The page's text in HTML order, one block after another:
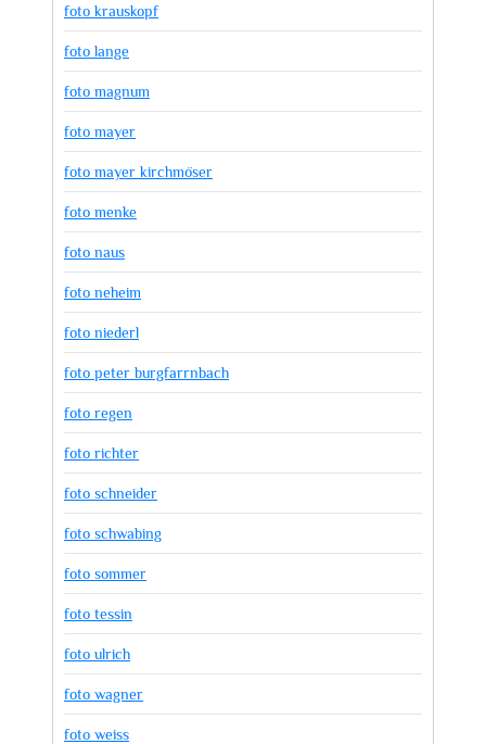
foto krauskopf
foto lange
foto magnum
foto mayer
foto mayer kirchmöser
foto menke
foto naus
foto neheim
foto niederl
foto peter burgfarrnbach
foto regen
foto richter
foto schneider
foto schwabing
foto sommer
foto tessin
foto ulrich
foto wagner
foto weiss